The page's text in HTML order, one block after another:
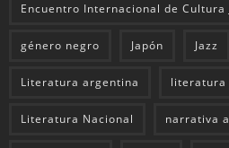
Encuentro Internacional de Cultura
género negro Japón Jazz
Literatura argentina literatura
Literatura Nacional narrativa